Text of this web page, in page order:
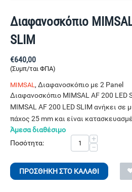
Διαφανοσκόπιο
SLIM
€640,00
(Συμπ/ται ΦΠΑ)
MIMSAL, Διαφανοσκόπιο με 2 Panel
Διαφανοσκόπιο MIMSAL AF 200 LED
MIMSAL AF 200 LED SLIM ανήκει σε
πάχος 25 mm και είναι
Άμεσα διαθέσιμο
Ποσότητα:
+
−
ΠΡΟΣΘΉΚΗ ΣΤΟ ΚΑΛΆΘΙ